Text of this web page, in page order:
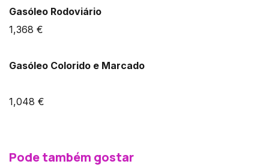
Gasóleo Rodoviário
1,368 €
Gasóleo Colorido e Marcado
1,048 €
Pode também gostar